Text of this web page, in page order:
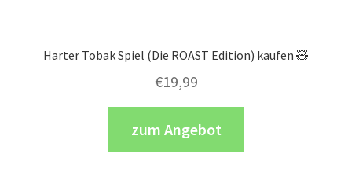
Harter Tobak Spiel (Die ROAST Edition) kaufen 🧸
€19,99
zum Angebot